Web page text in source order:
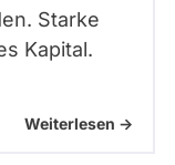
Starke
Kapital.
Weiterlesen ->